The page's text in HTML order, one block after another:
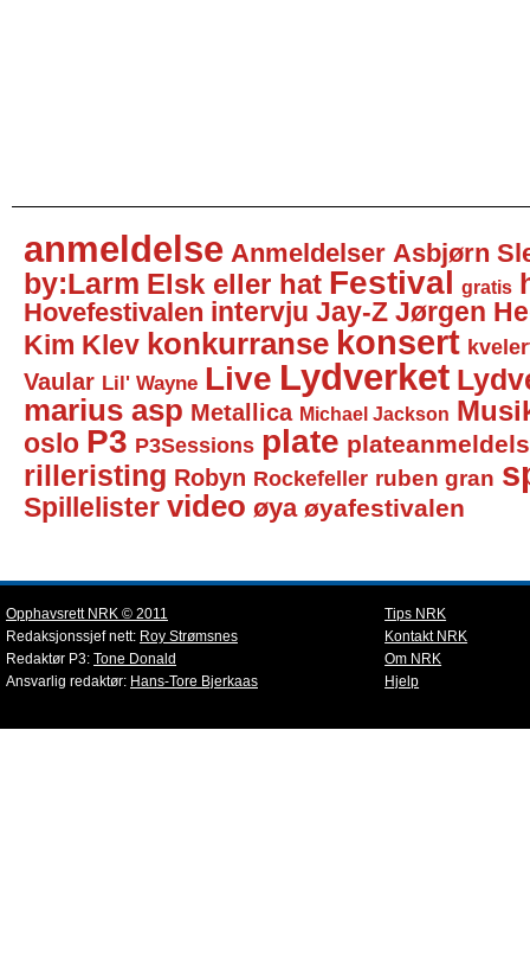
anmeldelse Anmeldelser Asbjørn
by:Larm Elsk eller hat Festival gratis
Hovefestivalen intervju Jay-Z Jørgen
Kim Klev konkurranse konsert
Vaular Lil' Wayne Live Lydverket
marius asp Metallica Michael Jackson
oslo P3 P3Sessions plate
rilleristing Robyn Rockefeller ruben gran
Spillelister video øya øyafestivalen
Opphavsrett NRK © 2011
Redaksjonssjef nett: Roy Strømsnes
Redaktør P3: Tone Donald
Ansvarlig redaktør: Hans-Tore Bjerkaas
Tips NRK
Kontakt NRK
Om NRK
Hjelp